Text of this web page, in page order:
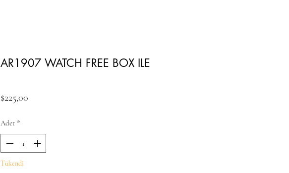
AR1907 WATCH FREE BOX ILE
$225,00
Adet *
Tükendi